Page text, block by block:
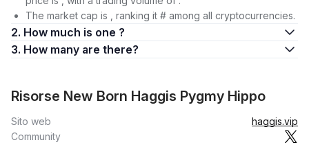
The market cap is , ranking it # among all cryptocurrencies.
2. How much is one ?
3. How many are there?
Risorse New Born Haggis Pygmy Hippo
Sito web
haggis.vip
Community